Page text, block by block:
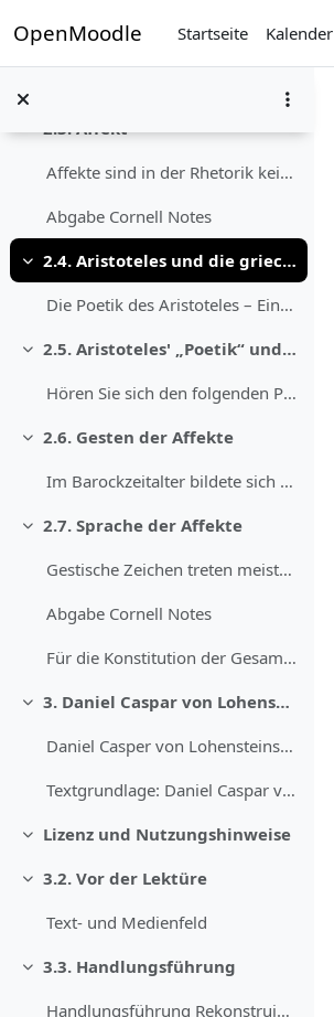
OpenMoodle Startseite Kalender
Abgabe Cornell Notes
Einklappen
2.3. Affekt
Affekte sind in der Rhetorik keine spontanen Emoti...
Abgabe Cornell Notes
Einklappen
2.4. Aristoteles und die griechische Tragödie
Die Poetik des Aristoteles – Ein knappe...
Einklappen
2.5. Aristoteles' „Poetik“ und ihre Rezeption
Hören Sie sich den folgenden Podcast an, um e...
Einklappen
2.6. Gesten der Affekte
Im Barockzeitalter bildete sich zum ersten Mal in ...
Einklappen
2.7. Sprache der Affekte
Gestische Zeichen treten meistens im Zusammenspiel...
Abgabe Cornell Notes
Für die Konstitution der Gesamtbedeutung der ...
Einklappen
3. Daniel Caspar von Lohenstein: „Sophonisbe“
Daniel Casper von Lohensteins „Sophonisbe&ld...
Textgrundlage: Daniel Caspar von Lohenstein: So...
Einklappen
Lizenz und Nutzungshinweise
Einklappen
3.2. Vor der Lektüre
Text- und Medienfeld
Einklappen
3.3. Handlungsführung
Handlungsführung Rekonstruieren Sie für...